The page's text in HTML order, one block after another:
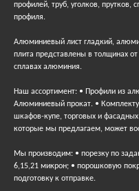
профилей, труб, уголков, прутков,
профиля.
Алюминиевый лист гладкий,
плита представлены в толщинах
сплавах алюминия.
Наш ассортимент: • Профили из
Алюминиевый прокат. •
шкафов-купе, торговых и
которые мы предлагаем, может
Мы производим: • порезку по
6,15,21 микрон; • порошковую
подготовку к отправке.